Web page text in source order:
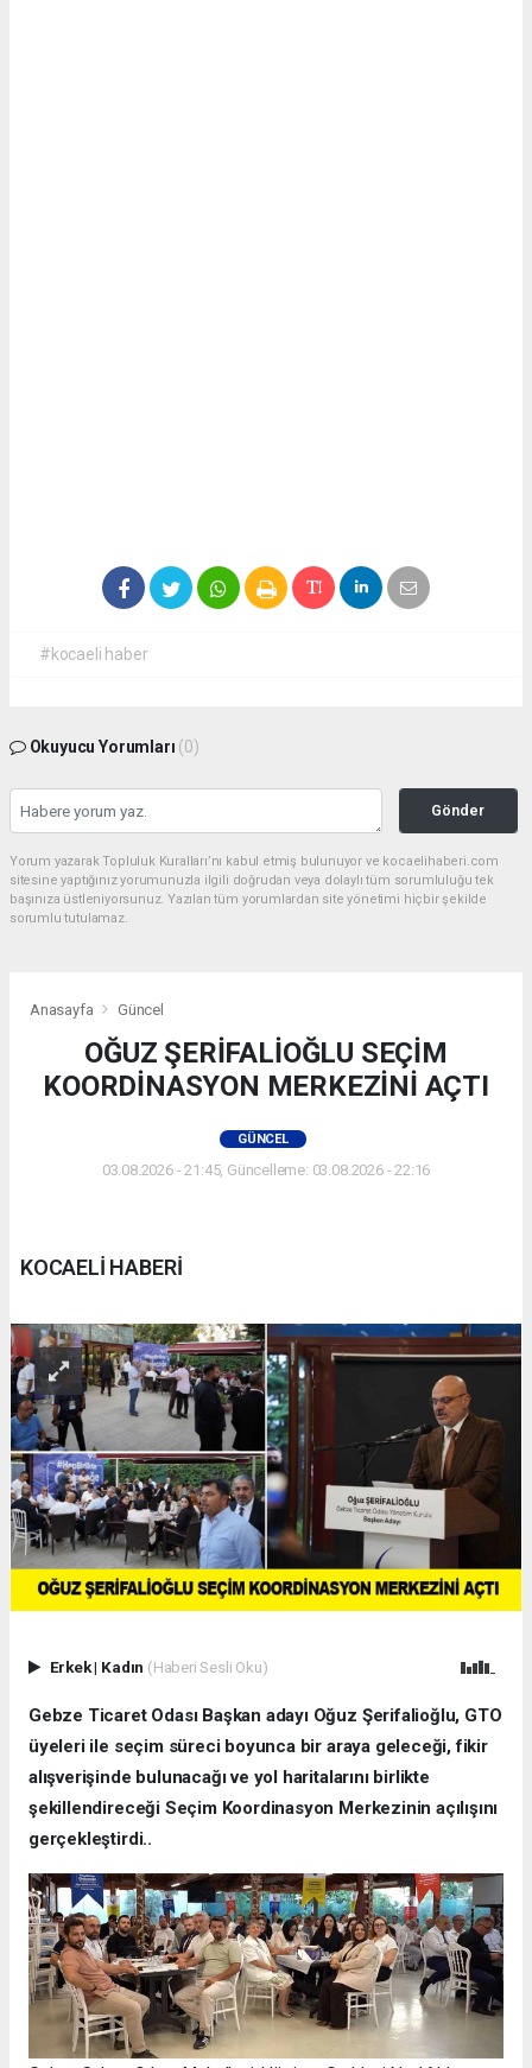
#kocaeli haber
Okuyucu Yorumları (0)
Gönder
Yorum yazarak Topluluk Kuralları’nı kabul etmiş bulunuyor ve kocaelihaberi.com
sitesine yaptığınız yorumunuzla ilgili doğrudan veya dolaylı tüm sorumluluğu tek
başınıza üstleniyorsunuz. Yazılan tüm yorumlardan site yönetimi hiçbir şekilde
sorumlu tutulamaz.
Anasayfa Güncel
OĞUZ ŞERİFALİOĞLU SEÇİM
KOORDİNASYON MERKEZİNİ AÇTI
GÜNCEL
03.08.2026 - 21:45, Güncelleme: 03.08.2026 - 22:16
KOCAELİ HABERİ
Erkek| Kadın (Haberi Sesli Oku)
Gebze Ticaret Odası Başkan adayı Oğuz Şerifalioğlu, GTO
üyeleri ile seçim süreci boyunca bir araya geleceği, fikir
alışverişinde bulunacağı ve yol haritalarını birlikte
şekillendireceği Seçim Koordinasyon Merkezinin açılışını
gerçekleştirdi..